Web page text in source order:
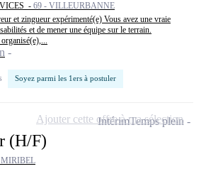
- 69 - VILLEURBANNE
et zingueur expérimenté(e) Vous avez une vraie
et de mener une équipe sur le terrain.
Soyez parmi les 1ers à postuler
(H/F)
MIRIBEL
IntérimTemps plein
Ajouter cette offre à ma sélection